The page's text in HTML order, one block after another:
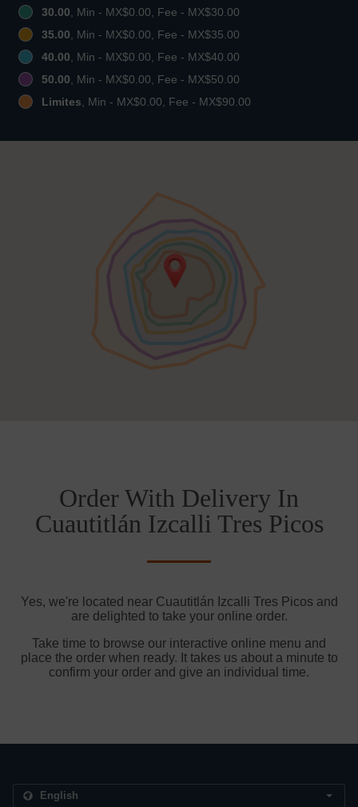
30.00, Min - MX$0.00, Fee - MX$30.00
35.00, Min - MX$0.00, Fee - MX$35.00
40.00, Min - MX$0.00, Fee - MX$40.00
50.00, Min - MX$0.00, Fee - MX$50.00
Limites, Min - MX$0.00, Fee - MX$90.00
Order With Delivery In
Cuautitlán Izcalli Tres Picos
Yes, we're located near Cuautitlán Izcalli Tres Picos and
are delighted to take your online order.
Take time to browse our interactive online menu and
place the order when ready. It takes us about a minute to
confirm your order and give an individual time.